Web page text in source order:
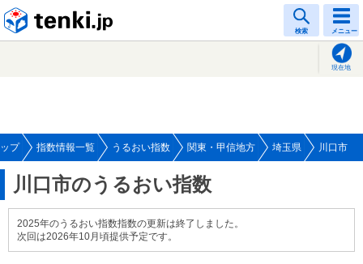
検索 メニュー
現在地
プ 指数情報一覧 うるおい指数 関東・甲信地方 埼玉県 川口市
川口市のうるおい指数
2025年のうるおい指数指数の更新は終了しました。
次回は2026年10月頃提供予定です。